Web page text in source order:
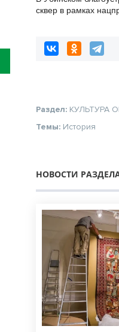
сквер в рамках
Раздел: КУЛЬТУРА
Темы: История
НОВОСТИ